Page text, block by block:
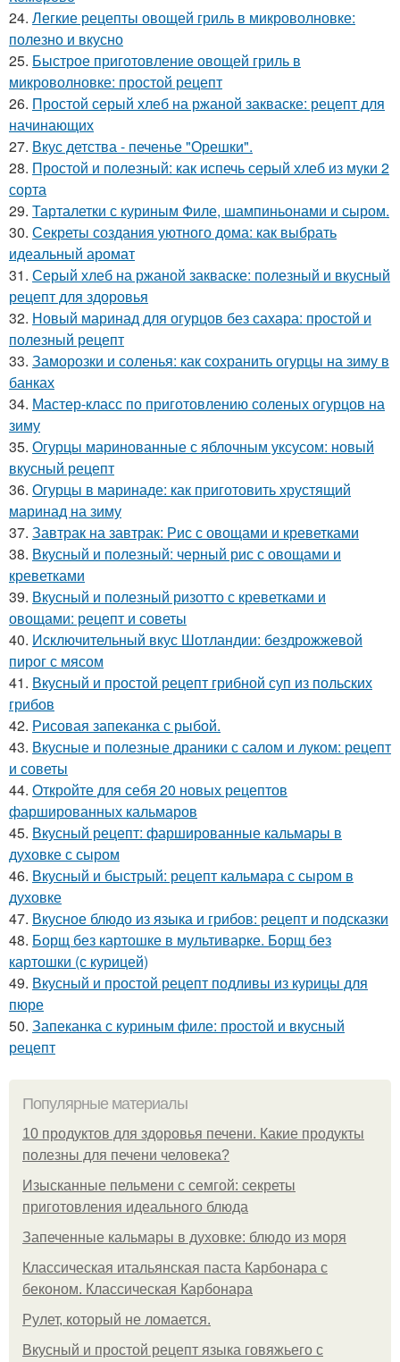
24. Легкие рецепты овощей гриль в микроволновке:
полезно и вкусно
25. Быстрое приготовление овощей гриль в
микроволновке: простой рецепт
26. Простой серый хлеб на ржаной закваске: рецепт для
начинающих
27. Вкус детства - печенье "Орешки".
28. Простой и полезный: как испечь серый хлеб из муки 2
сорта
29. Тарталетки с куриным Филе, шампиньонами и сыром.
30. Секреты создания уютного дома: как выбрать
идеальный аромат
31. Серый хлеб на ржаной закваске: полезный и вкусный
рецепт для здоровья
32. Новый маринад для огурцов без сахара: простой и
полезный рецепт
33. Заморозки и соленья: как сохранить огурцы на зиму в
банках
34. Мастер-класс по приготовлению соленых огурцов на
зиму
35. Огурцы маринованные с яблочным уксусом: новый
вкусный рецепт
36. Огурцы в маринаде: как приготовить хрустящий
маринад на зиму
37. Завтрак на завтрак: Рис с овощами и креветками
38. Вкусный и полезный: черный рис с овощами и
креветками
39. Вкусный и полезный ризотто с креветками и
овощами: рецепт и советы
40. Исключительный вкус Шотландии: бездрожжевой
пирог с мясом
41. Вкусный и простой рецепт грибной суп из польских
грибов
42. Рисовая запеканка с рыбой.
43. Вкусные и полезные драники с салом и луком: рецепт
и советы
44. Откройте для себя 20 новых рецептов
фаршированных кальмаров
45. Вкусный рецепт: фаршированные кальмары в
духовке с сыром
46. Вкусный и быстрый: рецепт кальмара с сыром в
духовке
47. Вкусное блюдо из языка и грибов: рецепт и подсказки
48. Борщ без картошке в мультиварке. Борщ без
картошки (с курицей)
49. Вкусный и простой рецепт подливы из курицы для
пюре
50. Запеканка с куриным филе: простой и вкусный
рецепт
Популярные материалы
10 продуктов для здоровья печени. Какие продукты
полезны для печени человека?
Изысканные пельмени с семгой: секреты
приготовления идеального блюда
Запеченные кальмары в духовке: блюдо из моря
Классическая итальянская паста Карбонара с
беконом. Классическая Карбонара
Рулет, который не ломается.
Вкусный и простой рецепт языка говяжьего с